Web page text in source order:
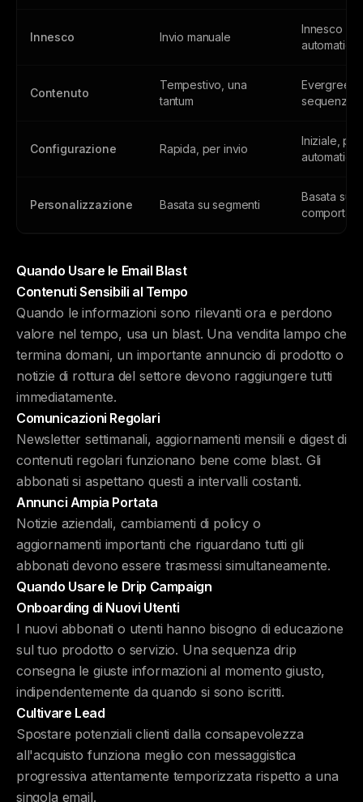
Innesco Invio manuale
Innesco
automatico
Contenuto
Tempestivo, una
tantum
Evergreen,
Configurazione Rapida, per invio
Iniziale, poi
automatica
Personalizzazione Basata su segmenti
Basata su
Quando Usare le Email Blast
Contenuti Sensibili al Tempo
Quando le informazioni sono rilevanti ora e perdono
valore nel tempo, usa un blast. Una vendita lampo che
termina domani, un importante annuncio di prodotto o
notizie di rottura del settore devono raggiungere tutti
immediatamente.
Comunicazioni Regolari
Newsletter settimanali, aggiornamenti mensili e digest di
contenuti regolari funzionano bene come blast. Gli
abbonati si aspettano questi a intervalli costanti.
Annunci Ampia Portata
Notizie aziendali, cambiamenti di policy o
aggiornamenti importanti che riguardano tutti gli
abbonati devono essere trasmessi simultaneamente.
Quando Usare le Drip Campaign
Onboarding di Nuovi Utenti
I nuovi abbonati o utenti hanno bisogno di educazione
sul tuo prodotto o servizio. Una sequenza drip
consegna le giuste informazioni al momento giusto,
indipendentemente da quando si sono iscritti.
Cultivare Lead
Spostare potenziali clienti dalla consapevolezza
all'acquisto funziona meglio con messaggistica
progressiva attentamente temporizzata rispetto a una
singola email.